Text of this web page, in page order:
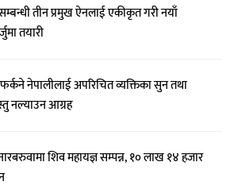
तीन प्रमुख ऐनलाई एकीकृत गरी नयाँ
तयारी
नेपालीलाई अपरिचित व्यक्तिका सुन तथा
नल्याउन आग्रह
शिव महायज्ञ सम्पन्न, १० लाख १४ हजार